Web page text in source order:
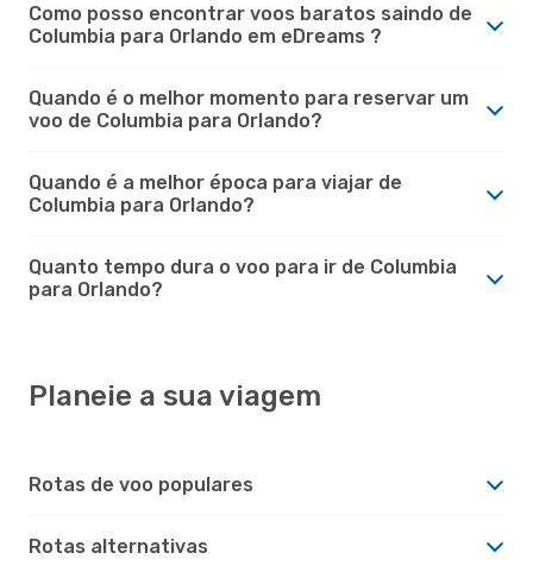
Como posso encontrar voos baratos saindo de
Columbia para Orlando em eDreams ?
Quando é o melhor momento para reservar um
voo de Columbia para Orlando?
Quando é a melhor época para viajar de
Columbia para Orlando?
Quanto tempo dura o voo para ir de Columbia
para Orlando?
Planeie a sua viagem
Rotas de voo populares
Rotas alternativas